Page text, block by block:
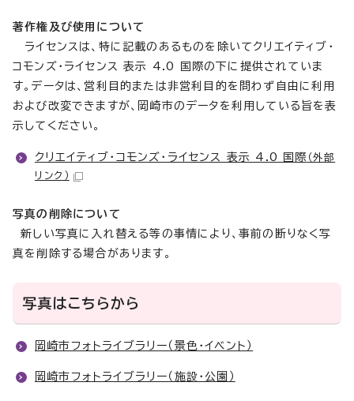
著作権及び使用について
ライセンスは、特に記載のあるものを除いてクリエイティブ・
コモンズ・ライセンス 表示 4.0 国際の下に提供されていま
す。データは、営利目的または非営利目的を問わず自由に利用
および改変できますが、岡崎市のデータを利用している旨を表
示してください。
クリエイティブ・コモンズ・ライセンス 表示 4.0 国際 （外部
リンク）
写真の削除について
新しい写真に入れ替える等の事情により、事前の断りなく写
真を削除する場合があります。
写真はこちらから
岡崎市フォトライブラリー（景色・イベント）
岡崎市フォトライブラリー（施設・公園）